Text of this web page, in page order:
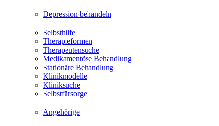
Depression behandeln
Selbsthilfe
Therapieformen
Therapeutensuche
Medikamentöse Behandlung
Stationäre Behandlung
Klinikmodelle
Kliniksuche
Selbstfürsorge
Angehörige